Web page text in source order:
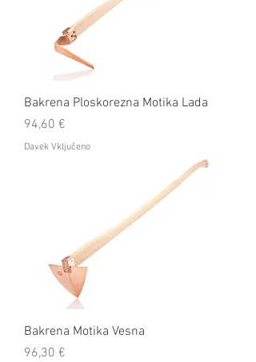
Bakrena Ploskorezna Motika Lada
Cena
94,60 €
Davek Vključeno
Bakrena Motika Vesna
Cena
96,30 €